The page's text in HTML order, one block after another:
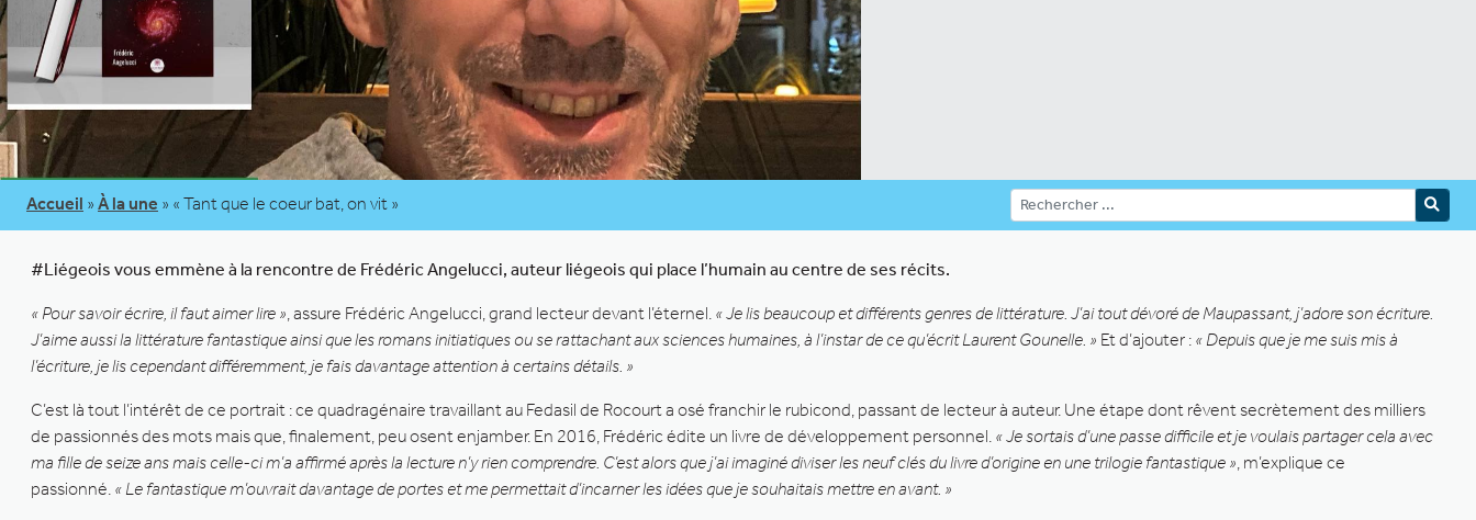
Accueil » À la une » « Tant que le coeur bat, on vit »
#Liégeois vous emmène à la rencontre de Frédéric Angelucci, auteur liégeois qui place l’humain au centre de ses récits.
« Pour savoir écrire, il faut aimer lire », assure Frédéric Angelucci, grand lecteur devant l’éternel. « Je lis beaucoup et différents genres de littérature. J’ai tout dévoré de Maupassant, j’adore son écriture.
J’aime aussi la littérature fantastique ainsi que les romans initiatiques ou se rattachant aux sciences humaines, à l’instar de ce qu’écrit Laurent Gounelle. » Et d’ajouter : « Depuis que je me suis mis à
l’écriture, je lis cependant différemment, je fais davantage attention à certains détails. »
C’est là tout l’intérêt de ce portrait : ce quadragénaire travaillant au Fedasil de Rocourt a osé franchir le rubicond, passant de lecteur à auteur. Une étape dont rêvent secrètement des milliers
de passionnés des mots mais que, finalement, peu osent enjamber. En 2016, Frédéric édite un livre de développement personnel. « Je sortais d’une passe difficile et je voulais partager cela avec
ma fille de seize ans mais celle-ci m’a affirmé après la lecture n’y rien comprendre. C’est alors que j’ai imaginé diviser les neuf clés du livre d’origine en une trilogie fantastique », m’explique ce
passionné. « Le fantastique m’ouvrait davantage de portes et me permettait d’incarner les idées que je souhaitais mettre en avant. »